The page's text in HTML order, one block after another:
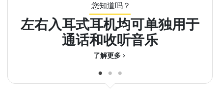
您知道吗？
左右入耳式耳机均可单独用于
通话和收听音乐
chevron_right
了解更多